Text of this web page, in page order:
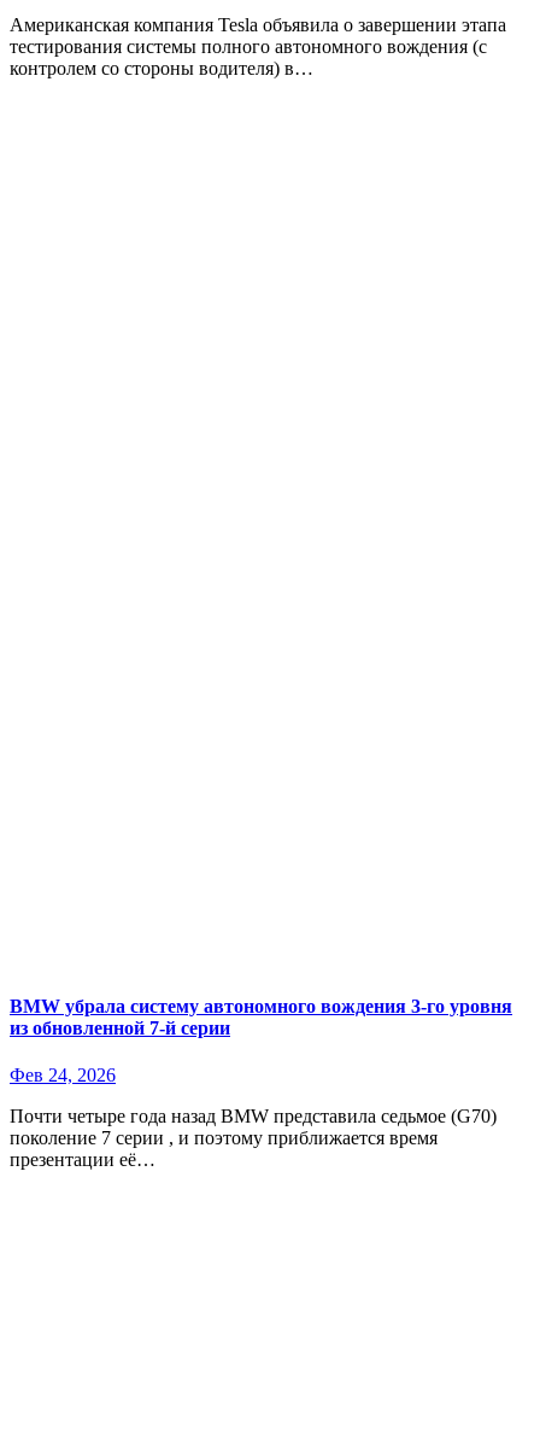
Американская компания Tesla объявила о завершении этапа
тестирования системы полного автономного вождения (с
контролем со стороны водителя) в…
BMW убрала систему автономного вождения 3-го уровня
из обновленной 7-й серии
Фев 24, 2026
Почти четыре года назад BMW представила седьмое (G70)
поколение 7 серии , и поэтому приближается время
презентации её…